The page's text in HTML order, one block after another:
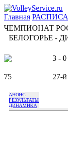
Главная
ЧЕМПИОНАТ
БЕЛОГОРЬЕ -
3 - 0
75 27-
АНОНС
РЕЗУЛЬТАТЫ
ДИНАМИКА